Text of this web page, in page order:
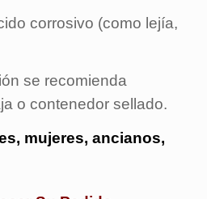
corrosivo (como lejía,
se recomienda
o contenedor sellado.
mujeres, ancianos,